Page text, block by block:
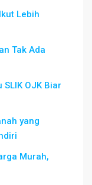
Lebih
Tak Ada
OJK Biar
yang
Murah,